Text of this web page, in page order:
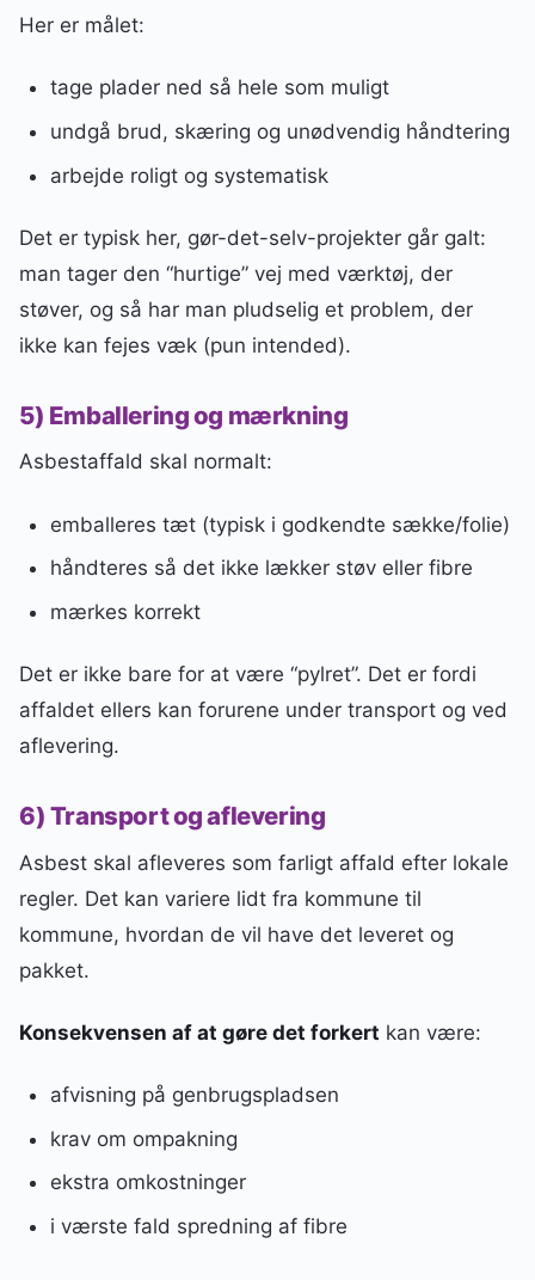
Her er målet:
tage plader ned så hele som muligt
undgå brud, skæring og unødvendig håndtering
arbejde roligt og systematisk
Det er typisk her, gør-det-selv-projekter går galt:
man tager den “hurtige” vej med værktøj, der
støver, og så har man pludselig et problem, der
ikke kan fejes væk (pun intended).
5) Emballering og mærkning
Asbestaffald skal normalt:
emballeres tæt (typisk i godkendte sække/folie)
håndteres så det ikke lækker støv eller fibre
mærkes korrekt
Det er ikke bare for at være “pylret”. Det er fordi
affaldet ellers kan forurene under transport og ved
aflevering.
6) Transport og aflevering
Asbest skal afleveres som farligt affald efter lokale
regler. Det kan variere lidt fra kommune til
kommune, hvordan de vil have det leveret og
pakket.
Konsekvensen af at gøre det forkert kan være:
afvisning på genbrugspladsen
krav om ompakning
ekstra omkostninger
i værste fald spredning af fibre